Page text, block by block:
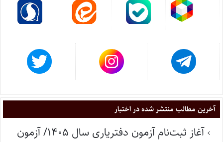
آخرین مطالب منتشر شده در اختبار
آغاز ثبت‌نام آزمون دفتریاری سال ۱۴۰۵/ آزمون